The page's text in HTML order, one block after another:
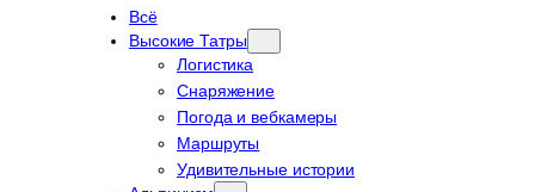
Всё
Высокие Татры
Логистика
Снаряжение
Погода и вебкамеры
Маршруты
Удивительные истории